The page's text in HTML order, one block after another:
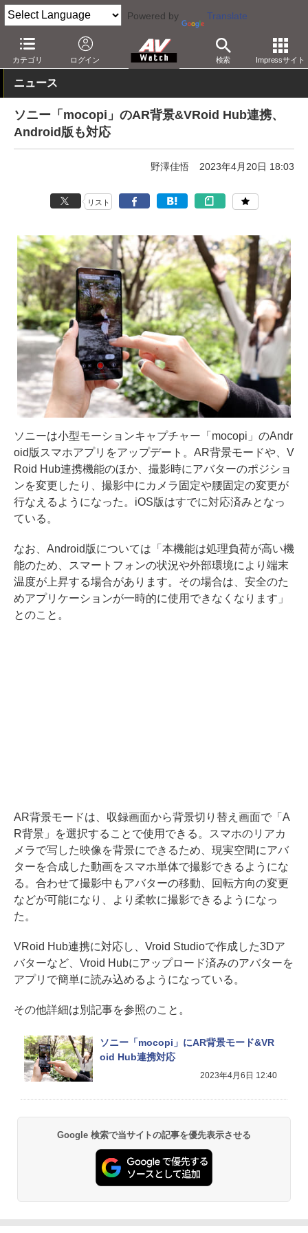
Powered by Translate
カテゴリ ログイン 検索 Impressサイト
AV Watch 製品 配信機器
ニュース
ソニー「mocopi」のAR背景&VRoid Hub連携、
Android版も対応
野澤佳悟 2023年4月20日 18:03
リスト
ソニーは小型モーションキャプチャー「mocopi」のAndr
oid版スマホアプリをアップデート。AR背景モードや、V
Roid Hub連携機能のほか、撮影時にアバターのポジショ
ンを変更したり、撮影中にカメラ固定や腰固定の変更が
行なえるようになった。iOS版はすでに対応済みとなっ
ている。
なお、Android版については「本機能は処理負荷が高い機
能のため、スマートフォンの状況や外部環境により端末
温度が上昇する場合があります。その場合は、安全のた
めアプリケーションが一時的に使用できなくなります」
とのこと。
AR背景モードは、収録画面から背景切り替え画面で「A
R背景」を選択することで使用できる。スマホのリアカ
メラで写した映像を背景にできるため、現実空間にアバ
ターを合成した動画をスマホ単体で撮影できるようにな
る。合わせて撮影中もアバターの移動、回転方向の変更
などが可能になり、より柔軟に撮影できるようになっ
た。
VRoid Hub連携に対応し、Vroid Studioで作成した3Dア
バターなど、Vroid Hubにアップロード済みのアバターを
アプリで簡単に読み込めるようになっている。
その他詳細は別記事を参照のこと。
ソニー「mocopi」にAR背景モード&VR
oid Hub連携対応
2023年4月6日 12:40
Google 検索で当サイトの記事を優先表示させる